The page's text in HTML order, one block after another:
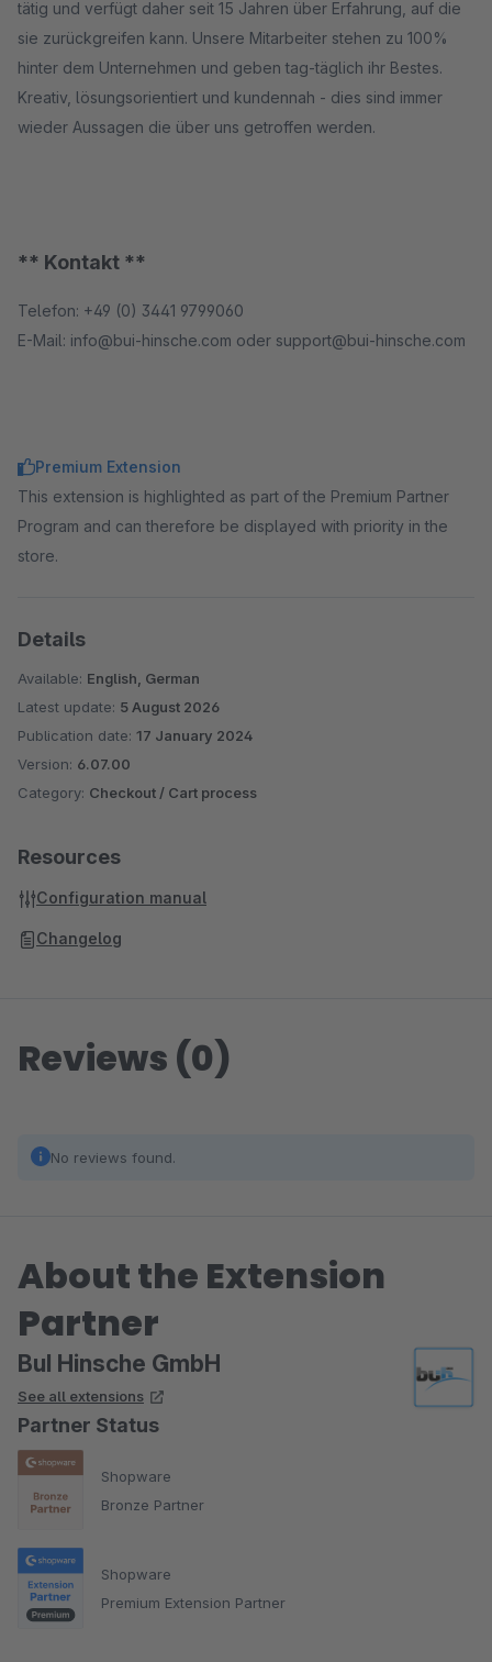
tätig und verfügt daher seit 15 Jahren über Erfahrung, auf die
sie zurückgreifen kann. Unsere Mitarbeiter stehen zu 100%
hinter dem Unternehmen und geben tag-täglich ihr Bestes.
Kreativ, lösungsorientiert und kundennah - dies sind immer
wieder Aussagen die über uns getroffen werden.
** Kontakt **
Telefon: +49 (0) 3441 9799060
E-Mail: info@bui-hinsche.com oder support@bui-hinsche.com
Premium Extension
This extension is highlighted as part of the Premium Partner
Program and can therefore be displayed with priority in the
store.
Details
Available: English, German
Latest update: 5 August 2026
Publication date: 17 January 2024
Version: 6.07.00
Category: Checkout / Cart process
Resources
Configuration manual
Changelog
Reviews (0)
No reviews found.
About the Extension
Partner
BuI Hinsche GmbH
See all extensions
Partner Status
Shopware
Bronze Partner
Shopware
Premium Extension Partner